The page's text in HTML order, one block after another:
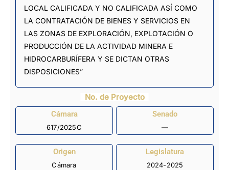
LOCAL CALIFICADA Y NO CALIFICADA ASÍ COMO
LA CONTRATACIÓN DE BIENES Y SERVICIOS EN
LAS ZONAS DE EXPLORACIÓN, EXPLOTACIÓN O
PRODUCCIÓN DE LA ACTIVIDAD MINERA E
HIDROCARBURÍFERA Y SE DICTAN OTRAS
DISPOSICIONES”
No. de Proyecto
Cámara
617/2025C
Senado
—
Origen
Cámara
Legislatura
2024-2025